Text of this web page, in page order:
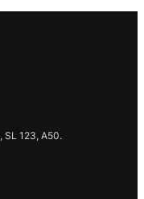
SL 123, A50.